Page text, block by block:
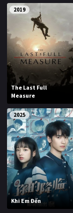
2019
The Last Full
Measure
2025
Khi Em Đến